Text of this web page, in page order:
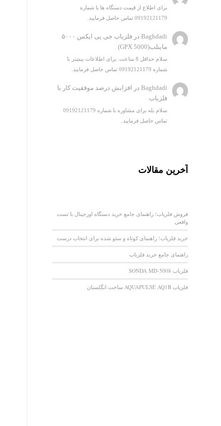
برای اطلاع از قیمت دستگاه ها با شماره
09192121179 تماس حاصل فرمایید.
Baghdadi در
فلزیاب جی پی ایکس ۵۰۰۰
ماینلب(GPX 5000)
سلام حداقل 8 ساعت. برای اطلاعات بیشتر با
شماره 09192121179 تماس حاصل فرمایید.
Baghdadi در
افزایش درصد موفقیت کار با
فلزیاب
سلام بله برای مشاوره با شماره 09192121179
تماس حاصل فرمایید.
آخرین مقالات
فروش فلزیاب؛ راهنمای جامع خرید دستگاه اورجینال با تست
واقعی
خرید فلزیاب؛ راهنمای کوتاه و سئو شده برای انتخاب درست
راهنمای جامع خرید فلزیاب
فلزیاب SONDA MD-5008
فلزیاب AQUAPULSE AQ1B ساخت انگلستان